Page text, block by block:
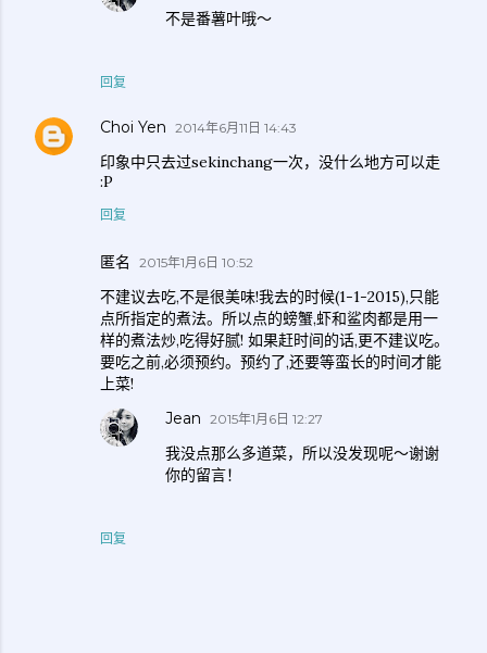
回复
不是番薯叶哦～
Choi Yen 2014年6月11日 14:43
印象中只去过sekinchang一次，没什么地方可以走
:P
回复
匿名 2015年1月6日 10:52
不建议去吃,不是很美味!我去的时候(1-1-2015),只能
点所指定的煮法。所以点的螃蟹,虾和鲨肉都是用一
样的煮法炒,吃得好腻! 如果赶时间的话,更不建议吃。
要吃之前,必须预约。预约了,还要等蛮长的时间才能
上菜!
回复
Jean 2015年1月6日 12:27
我没点那么多道菜，所以没发现呢～谢谢
你的留言！